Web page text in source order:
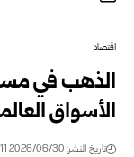
اقتصاد
الذهب في
الأسواق
تاريخ النشر: 2026/06/30 8:11 مساءً